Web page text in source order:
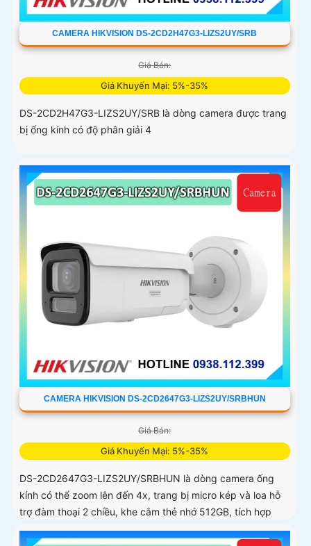
CAMERA HIKVISION DS-2CD2H47G3-LIZS2UY/SRB
Giá Bán:
Giá Khuyến Mại: 5%-35%
DS-2CD2H47G3-LIZS2UY/SRB là dòng camera được trang
bị ống kính có độ phân giải 4
CAMERA HIKVISION DS-2CD2647G3-LIZS2UY/SRBHUN
Giá Bán:
Giá Khuyến Mại: 5%-35%
DS-2CD2647G3-LIZS2UY/SRBHUN là dòng camera ống
kính có thể zoom lên đến 4x, trang bị micro kép và loa hỗ
trợ đàm thoại 2 chiều, khe cắm thẻ nhớ 512GB, tích hợp
công nghệ AI trong việc cân bằng màu sáng trong điều